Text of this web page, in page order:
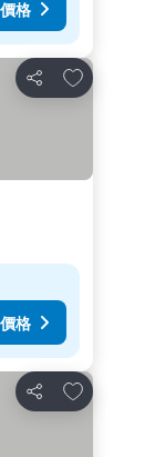
格
分享
加入我的最愛
格
分享
加入我的最愛